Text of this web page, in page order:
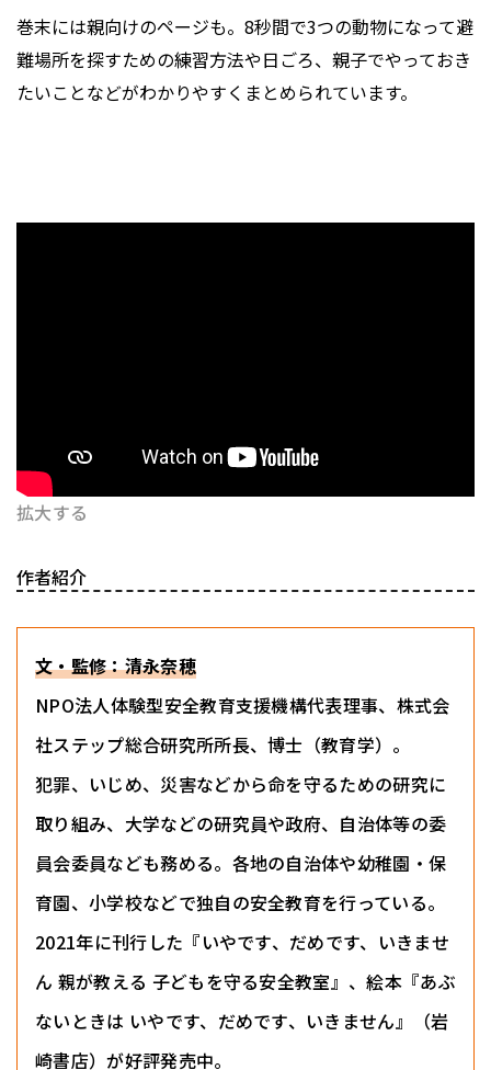
巻末には親向けのページも。8秒間で3つの動物になって避
難場所を探すための練習方法や日ごろ、親子でやっておき
たいことなどがわかりやすくまとめられています。
拡大する
作者紹介
文・監修：清永奈穂
NPO法人体験型安全教育支援機構代表理事、株式会
社ステップ総合研究所所長、博士（教育学）。
犯罪、いじめ、災害などから命を守るための研究に
取り組み、大学などの研究員や政府、自治体等の委
員会委員なども務める。各地の自治体や幼稚園・保
育園、小学校などで独自の安全教育を行っている。
2021年に刊行した『いやです、だめです、いきませ
ん 親が教える 子どもを守る安全教室』、絵本『あぶ
ないときは いやです、だめです、いきません』（岩
崎書店）が好評発売中。